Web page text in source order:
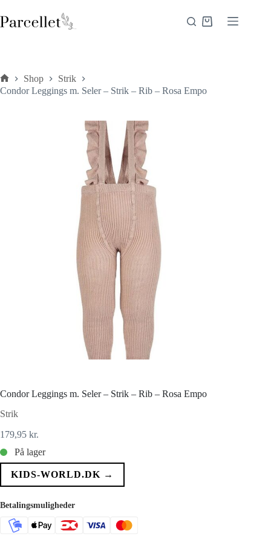
til
indhold
Indkøbskurv
Forside
Shop
Strik
Condor Leggings m. Seler – Strik – Rib – Rosa Empo
Condor Leggings m. Seler – Strik – Rib – Rosa Empo
Strik
179,95 kr.
På lager
KIDS-WORLD.DK →
Betalingsmuligheder